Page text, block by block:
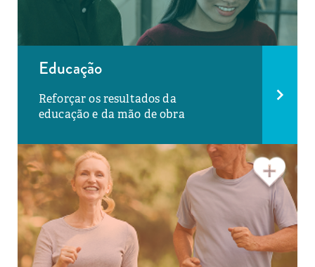
Educação
Reforçar os resultados da
educação e da mão de obra